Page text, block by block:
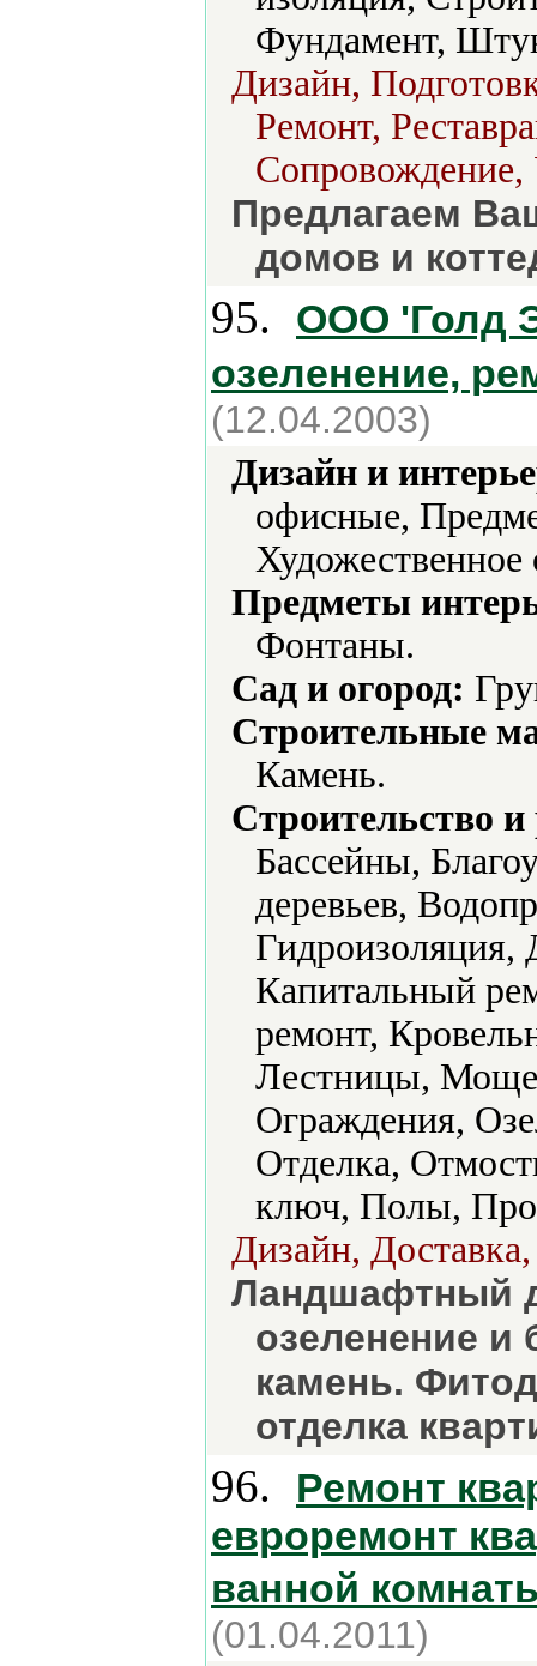
Фундамент,
Дизайн,
Ремонт,
Сопровождение,
Предлагаем
домов и
95.
ООО 'Голд
озеленение,
(12.04.2003)
Дизайн и
офисные,
Предметы
Фонтаны.
Сад и огород:
Строительные
Камень.
Строительство
Бассейны,
деревьев,
Гидроизоляция,
Капитальный
ремонт,
Лестницы,
Ограждения,
Отделка,
ключ, Полы,
Дизайн,
Ландшафтный
озеленение и
камень.
отделка
96.
Ремонт
евроремонт
ванной
(01.04.2011)